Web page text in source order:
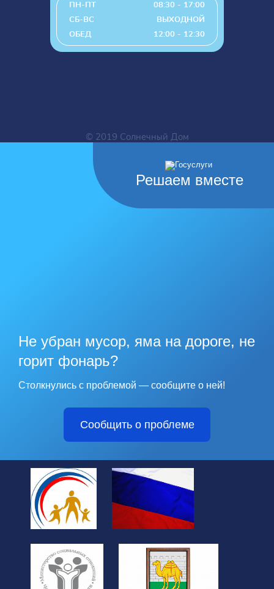
ПН-ПТ
08:30 - 17:00
СБ-ВС
ВЫХОДНОЙ
ОБЕД
12:00 - 12:30
© 2019 Солнечный Дом
Решаем вместе
Не убран мусор, яма на дороге, не
горит фонарь?
Столкнулись с проблемой — сообщите о ней!
Сообщить о проблеме